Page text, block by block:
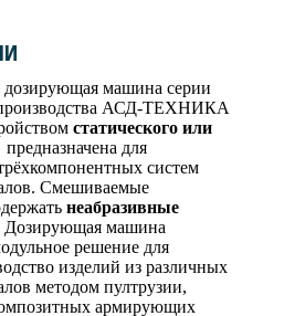
дозирующая машина серии
АСД-ТЕХНИКА
статического или
для
систем
Смешиваемые
неабразивные
Дозирующая машина
решение для
изделий из различных
методом пултрузии,
армирующих